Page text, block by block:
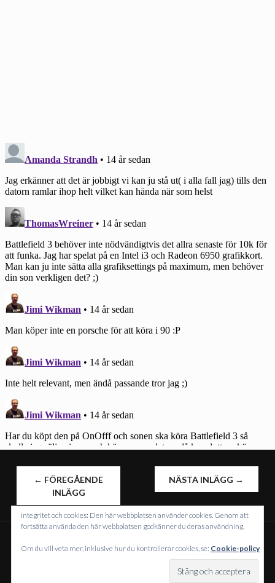
INLÄGGSNAVIGERING
← FÖREGÅENDE
INLÄGG
NÄSTA INLÄGG →
DRIVS MED WORDPRESS
WORDPRESS.COM
Integritet och cookies: Den här webbplatsen använder cookies. Genom att
fortsätta använda den här webbplatsen godkänner du deras användning.
Om du vill veta mer, inklusive hur du kontrollerar cookies, se: Cookie-policy